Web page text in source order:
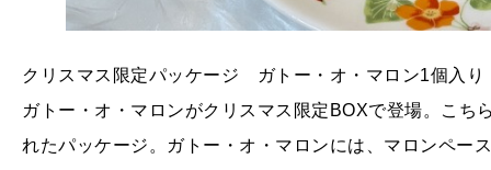
クリスマス限定パッケージ ガトー・オ・マロン1個入
ガトー・オ・マロンがクリスマス限定BOXで登場。こち
れたパッケージ。ガトー・オ・マロンには、マロンペー